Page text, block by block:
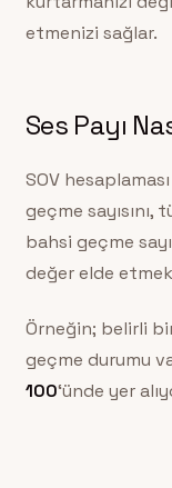
etmenizi sağlar.
Ses Payı
SOV
geçme
bahsi geçme
değer elde
Örneğin; belirli
geçme durumu
100‘ünde yer